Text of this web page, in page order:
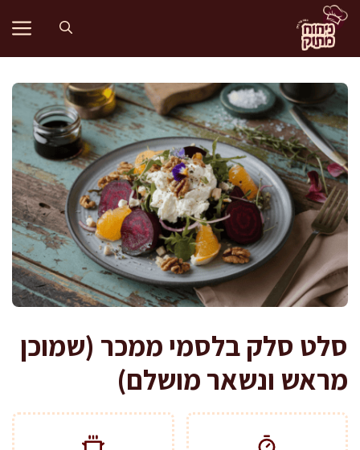
לדלג
לתוכן
סלט סלק בלסמי ממכר (שמוכן
מראש ונשאר מושלם)